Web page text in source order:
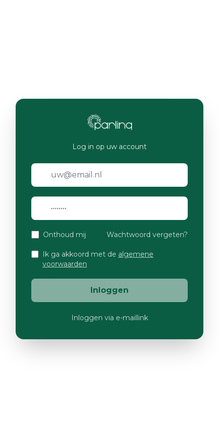
Log in op uw account
Onthoud mij Wachtwoord vergeten?
Ik ga akkoord met de algemene
voorwaarden
Inloggen
Inloggen via e-maillink